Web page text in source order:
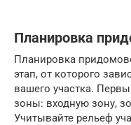
Планировка
Планировка
этап, от которого
вашего участка.
зоны: входную зону,
Учитывайте рельеф